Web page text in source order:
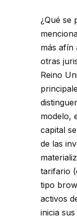
¿Qué se
más afín
otras
Reino
modelo,
capital
de las
tarifario
tipo
activos
inicia